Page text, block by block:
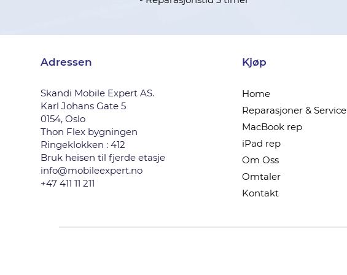
Adressen
Skandi Mobile Expert AS.
Karl Johans Gate 5
0154, Oslo
Thon Flex bygningen
Ringeklokken : 412
Bruk heisen til fjerde etasje
info@mobileexpert.no
+47 411 11 211
Kjøp
Home
Reparasjoner & Service
MacBook rep
iPad rep
Om Oss
Omtaler
Kontakt